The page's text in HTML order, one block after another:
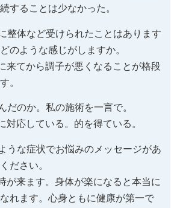
することは少なかった。
整体など受けられたことはあります
のような感じがしますか。
来てから調子が悪くなることが格段
。
だのか。私の施術を一言で。
対応している。的を得ている。
うな症状でお悩みのメッセージがあ
ださい。
が来ます。身体が楽になると本当に
れます。心身ともに健康が第一で